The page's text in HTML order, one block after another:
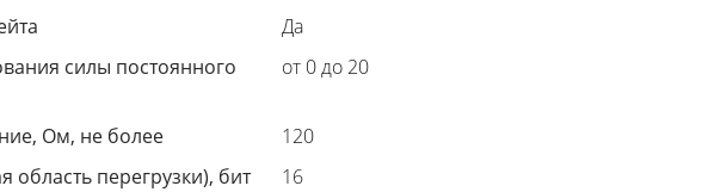
Да
силы постоянного
от 0 до 20
Ом, не более
120
область перегрузки), бит
16